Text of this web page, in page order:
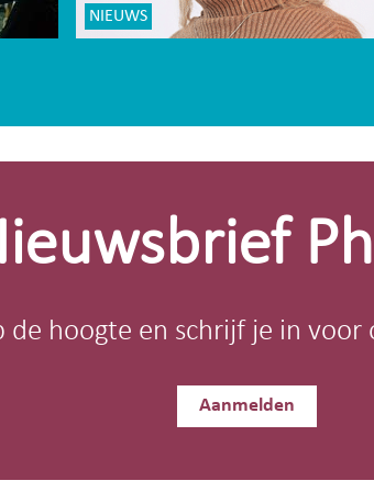
NIEUWS
de hoogte en schrijf je in voor
Aanmelden